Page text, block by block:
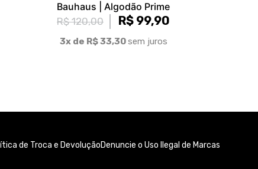
Bauhaus | Algodão Prime
R$ 120,00
R$ 99,90
3x de R$ 33,30sem juros
de Troca e DevoluçãoDenuncie o Uso Ilegal de Marcas